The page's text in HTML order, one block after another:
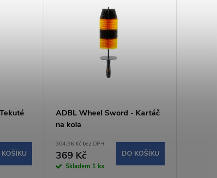
ADBL Wheel Sword - Kartáč
na kola
304,96 Kč bez DPH
369 Kč
Skladem 1 ks
DO KOŠÍKU